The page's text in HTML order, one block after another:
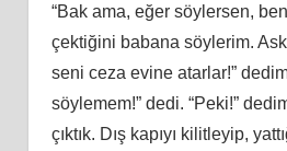
“Bak ama, eğer söylersen,
çektiğini babana söylerim.
seni ceza evine atarlar!”
söylemem!” dedi. “Peki!”
çıktık. Dış kapıyı kilitleyip,